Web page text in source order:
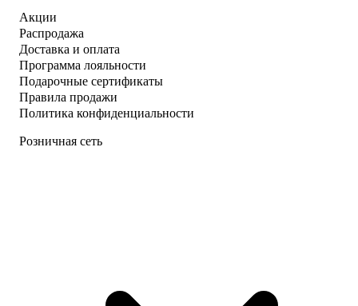
Акции
Распродажа
Доставка и оплата
Программа лояльности
Подарочные сертификаты
Правила продажи
Политика конфиденциальности
Розничная сеть